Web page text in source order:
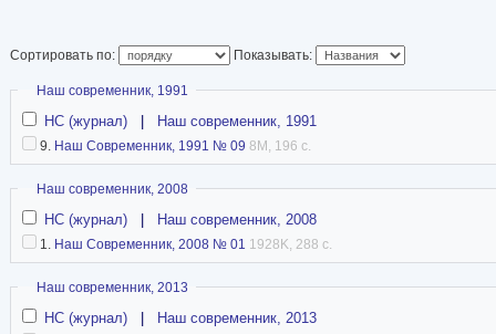
Сортировать по: Показывать:
Скрыть
Наш современник, 1991
НС (журнал) Наш современник, 1991
9. Наш Современник, 1991 № 09 8M, 196 с.
Скрыть
Наш современник, 2008
НС (журнал) Наш современник, 2008
1. Наш Современник, 2008 № 01 1928K, 288 с.
Скрыть
Наш современник, 2013
НС (журнал) Наш современник, 2013